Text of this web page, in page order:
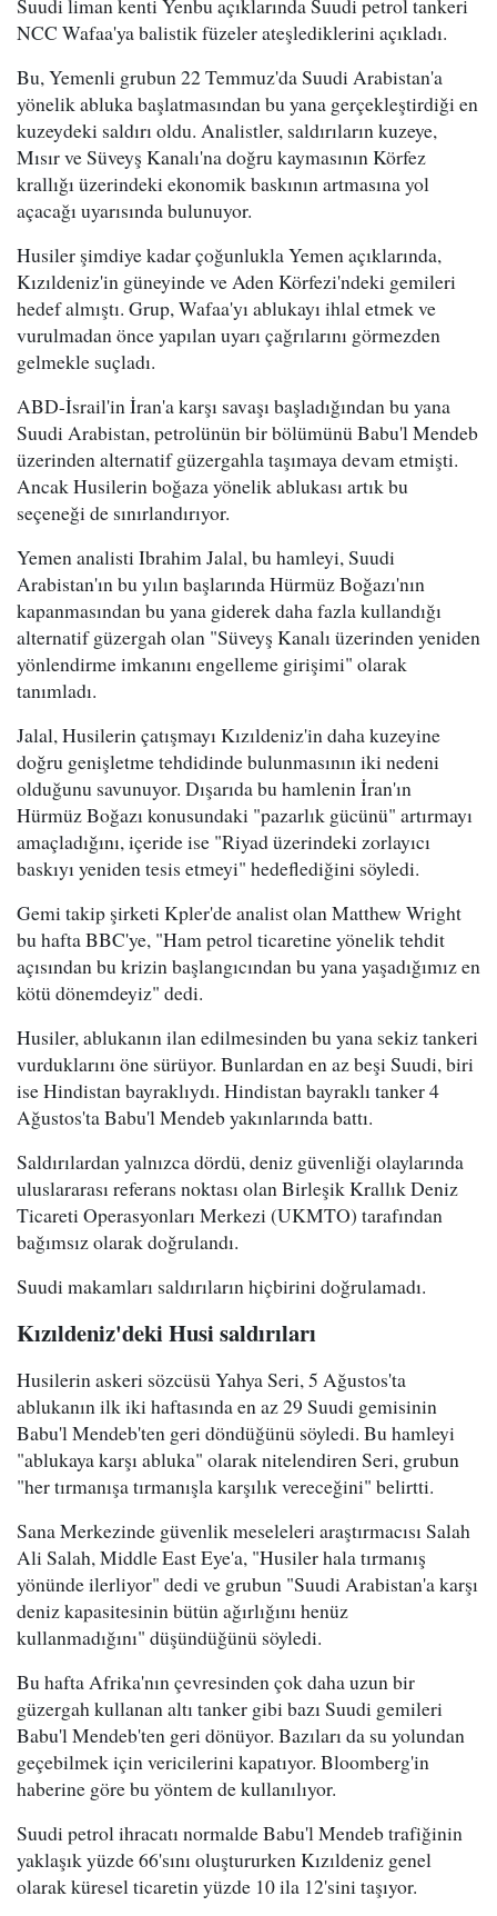
Suudi liman kenti Yenbu açıklarında Suudi petrol tankeri
NCC Wafaa'ya balistik füzeler ateşlediklerini açıkladı.
Bu, Yemenli grubun 22 Temmuz'da Suudi Arabistan'a
yönelik abluka başlatmasından bu yana gerçekleştirdiği en
kuzeydeki saldırı oldu. Analistler, saldırıların kuzeye,
Mısır ve Süveyş Kanalı'na doğru kaymasının Körfez
krallığı üzerindeki ekonomik baskının artmasına yol
açacağı uyarısında bulunuyor.
Husiler şimdiye kadar çoğunlukla Yemen açıklarında,
Kızıldeniz'in güneyinde ve Aden Körfezi'ndeki gemileri
hedef almıştı. Grup, Wafaa'yı ablukayı ihlal etmek ve
vurulmadan önce yapılan uyarı çağrılarını görmezden
gelmekle suçladı.
ABD-İsrail'in İran'a karşı savaşı başladığından bu yana
Suudi Arabistan, petrolünün bir bölümünü Babu'l Mendeb
üzerinden alternatif güzergahla taşımaya devam etmişti.
Ancak Husilerin boğaza yönelik ablukası artık bu
seçeneği de sınırlandırıyor.
Yemen analisti Ibrahim Jalal, bu hamleyi, Suudi
Arabistan'ın bu yılın başlarında Hürmüz Boğazı'nın
kapanmasından bu yana giderek daha fazla kullandığı
alternatif güzergah olan "Süveyş Kanalı üzerinden yeniden
yönlendirme imkanını engelleme girişimi" olarak
tanımladı.
Jalal, Husilerin çatışmayı Kızıldeniz'in daha kuzeyine
doğru genişletme tehdidinde bulunmasının iki nedeni
olduğunu savunuyor. Dışarıda bu hamlenin İran'ın
Hürmüz Boğazı konusundaki "pazarlık gücünü" artırmayı
amaçladığını, içeride ise "Riyad üzerindeki zorlayıcı
baskıyı yeniden tesis etmeyi" hedeflediğini söyledi.
Gemi takip şirketi Kpler'de analist olan Matthew Wright
bu hafta BBC'ye, "Ham petrol ticaretine yönelik tehdit
açısından bu krizin başlangıcından bu yana yaşadığımız en
kötü dönemdeyiz" dedi.
Husiler, ablukanın ilan edilmesinden bu yana sekiz tankeri
vurduklarını öne sürüyor. Bunlardan en az beşi Suudi, biri
ise Hindistan bayraklıydı. Hindistan bayraklı tanker 4
Ağustos'ta Babu'l Mendeb yakınlarında battı.
Saldırılardan yalnızca dördü, deniz güvenliği olaylarında
uluslararası referans noktası olan Birleşik Krallık Deniz
Ticareti Operasyonları Merkezi (UKMTO) tarafından
bağımsız olarak doğrulandı.
Suudi makamları saldırıların hiçbirini doğrulamadı.
Kızıldeniz'deki Husi saldırıları
Husilerin askeri sözcüsü Yahya Seri, 5 Ağustos'ta
ablukanın ilk iki haftasında en az 29 Suudi gemisinin
Babu'l Mendeb'ten geri döndüğünü söyledi. Bu hamleyi
"ablukaya karşı abluka" olarak nitelendiren Seri, grubun
"her tırmanışa tırmanışla karşılık vereceğini" belirtti.
Sana Merkezinde güvenlik meseleleri araştırmacısı Salah
Ali Salah, Middle East Eye'a, "Husiler hala tırmanış
yönünde ilerliyor" dedi ve grubun "Suudi Arabistan'a karşı
deniz kapasitesinin bütün ağırlığını henüz
kullanmadığını" düşündüğünü söyledi.
Bu hafta Afrika'nın çevresinden çok daha uzun bir
güzergah kullanan altı tanker gibi bazı Suudi gemileri
Babu'l Mendeb'ten geri dönüyor. Bazıları da su yolundan
geçebilmek için vericilerini kapatıyor. Bloomberg'in
haberine göre bu yöntem de kullanılıyor.
Suudi petrol ihracatı normalde Babu'l Mendeb trafiğinin
yaklaşık yüzde 66'sını oluştururken Kızıldeniz genel
olarak küresel ticaretin yüzde 10 ila 12'sini taşıyor.